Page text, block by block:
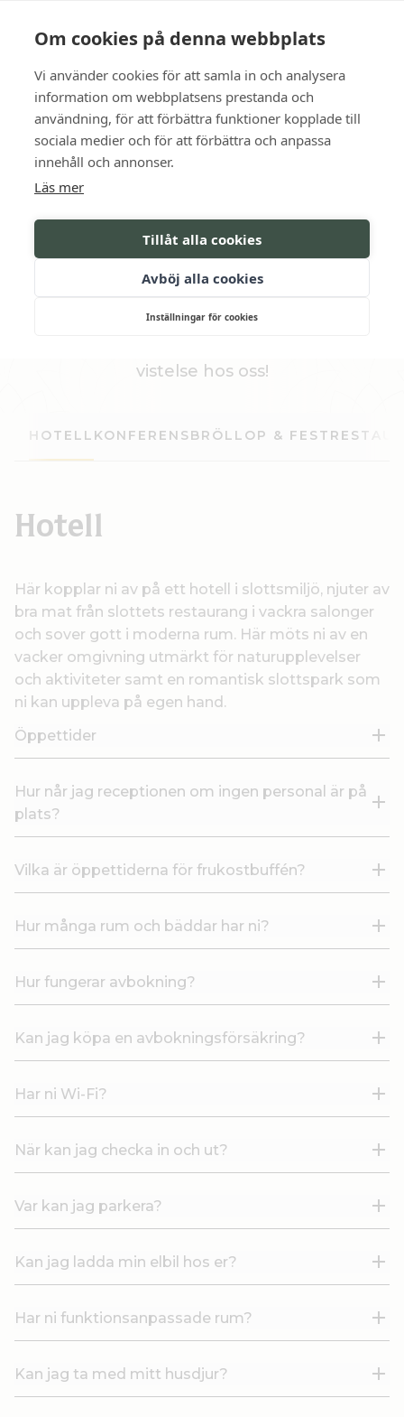
Om cookies på denna webbplats
Vi använder cookies för att samla in och analysera
information om webbplatsens prestanda och
användning, för att förbättra funktioner kopplade till
sociala medier och för att förbättra och anpassa
innehåll och annonser.
Läs mer
Tillåt alla cookies
Avböj alla cookies
Inställningar för cookies
BOKA
VANLIGA FRÅGOR
Vi har samlat all viktig information och
praktiska tips inför ert besök hos oss på
Södertuna Slott. Allt för att ni ska kunna
koppla av, njuta och känna er som hemma
redan innan ni kliver över tröskeln. Varmt
vistelse hos oss!
HOTELL KONFERENSBRÖLLOP & FEST
Hotell
Här kopplar ni av på ett hotell i slottsmiljö, njuter av
bra mat från slottets restaurang i vackra salonger
och sover gott i moderna rum. Här möts ni av en
vacker omgivning utmärkt för naturupplevelser
och aktiviteter samt en romantisk slottspark som
ni kan uppleva på egen hand.
Öppettider
Hur når jag receptionen om ingen personal är på
plats?
Vilka är öppettiderna för frukostbuffén?
Hur många rum och bäddar har ni?
Hur fungerar avbokning?
Kan jag köpa en avbokningsförsäkring?
Har ni Wi-Fi?
När kan jag checka in och ut?
Var kan jag parkera?
Kan jag ladda min elbil hos er?
Har ni funktionsanpassade rum?
Kan jag ta med mitt husdjur?